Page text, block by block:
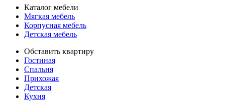
Каталог мебели
Мягкая мебель
Корпусная мебель
Детская мебель
Обставить квартиру
Гостиная
Спальня
Прихожая
Детская
Кухня